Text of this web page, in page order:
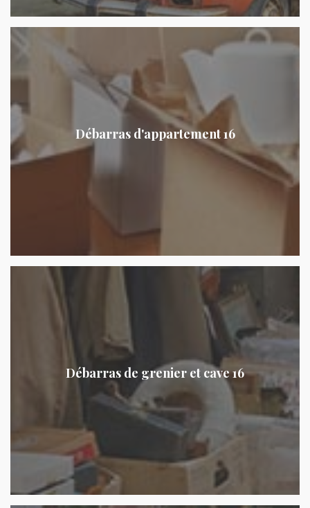
Débarras d'appartement 16
Débarras de grenier et cave 16